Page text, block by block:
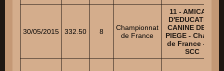
30/05/2015 332.50 8
Championnat
de France
11 - AMICALE
D'EDUCATION
CANINE DE LA
PIEGE - Champ.
de France - GP
SCC